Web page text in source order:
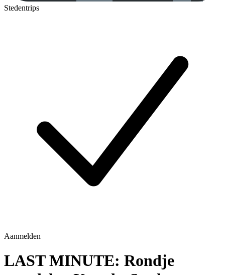
Stedentrips
Aanmelden
LAST MINUTE: Rondje